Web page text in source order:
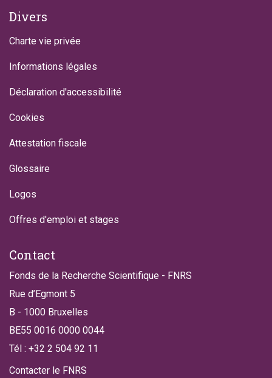
Divers
Charte vie privée
Informations légales
Déclaration d'accessibilité
Cookies
Attestation fiscale
Glossaire
Logos
Offres d'emploi et stages
Contact
Fonds de la Recherche Scientifique - FNRS
Rue d’Egmont 5
B - 1000 Bruxelles
BE55 0016 0000 0044
Tél : +32 2 504 92 11
Contacter le FNRS